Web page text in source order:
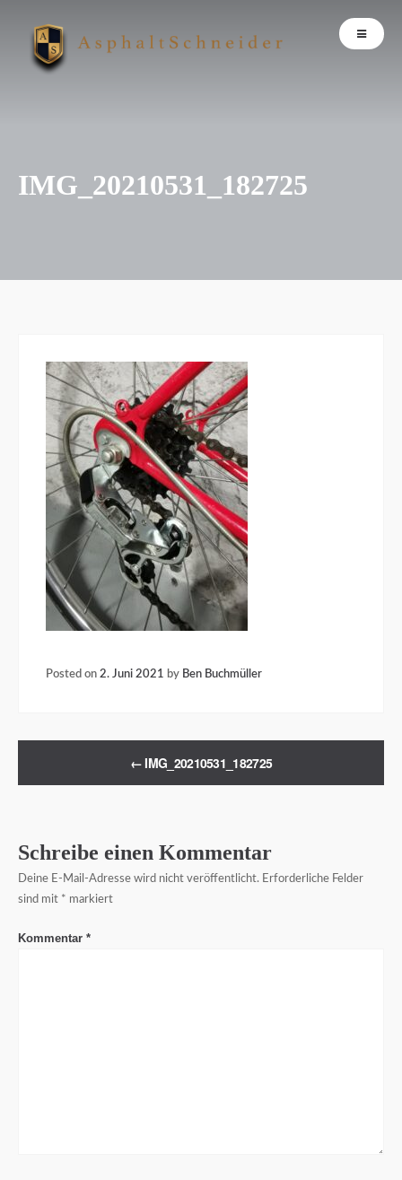
IMG_20210531_182725
Posted on 2. Juni 2021 by Ben Buchmüller
← IMG_20210531_182725
Schreibe einen Kommentar
Deine E-Mail-Adresse wird nicht veröffentlicht. Erforderliche Felder
sind mit * markiert
Kommentar *